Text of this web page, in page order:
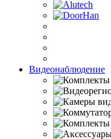
Видеонаблюдение